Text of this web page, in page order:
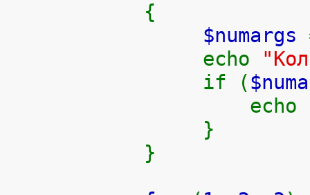
{
$numargs
echo
if (
echo
}
}